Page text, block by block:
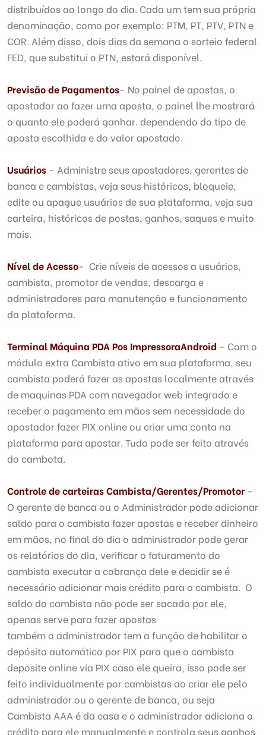
distribuídos ao longo do dia. Cada um tem sua própria
denominação, como por exemplo: PTM, PT, PTV, PTN e
COR. Além disso, dois dias da semana o sorteio federal
FED, que substitui o PTN, estará disponível.
Previsão de Pagamentos- No painel de apostas, o
apostador ao fazer uma aposta, o painel lhe mostrará
o quanto ele poderá ganhar. dependendo do tipo de
aposta escolhida e do valor apostado.
Usuários - Administre seus apostadores, gerentes de
banca e cambistas, veja seus históricos, bloqueie,
edite ou apague usuários de sua plataforma, veja sua
carteira, históricos de postas, ganhos, saques e muito
mais.
Nível de Acesso- Crie níveis de acessos a usuários,
cambista, promotor de vendas, descarga e
administradores para manutenção e funcionamento
da plataforma.
Terminal Máquina PDA Pos ImpressoraAndroid - Com o
módulo extra Cambista ativo em sua plataforma, seu
cambista poderá fazer as apostas localmente através
de maquinas PDA com navegador web integrado e
receber o pagamento em mãos sem necessidade do
apostador fazer PIX online ou criar uma conta na
plataforma para apostar. Tudo pode ser feito através
do cambota.
Controle de carteiras Cambista/Gerentes/Promotor -
O gerente de banca ou o Administrador pode adicionar
saldo para o cambista fazer apostas e receber dinheiro
em mãos, no final do dia o administrador pode gerar
os relatórios do dia, verificar o faturamento do
cambista executar a cobrança dele e decidir se é
necessário adicionar mais crédito para o cambista. O
saldo do cambista não pode ser sacado por ele,
apenas serve para fazer apostas
também o administrador tem a função de habilitar o
depósito automático por PIX para que o cambista
deposite online via PIX caso ele queira, isso pode ser
feito individualmente por cambistas ao criar ele pelo
administrador ou o gerente de banca, ou seja
Cambista AAA é da casa e o administrador adiciona o
crédito para ele manualmente e controla seus ganhos